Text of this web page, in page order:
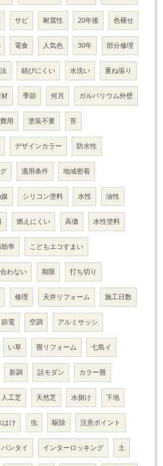
サビ 耐震性 20年後 色褪せ
電食 人気色 30年 部分修理
錆びにくい 水洗い 重ね張り
季節 何月 ガルバリウム外壁
用 塗装不要 苔
デザインカラー 防水性
適用条件 地域密着
シリコン塗料 水性 油性
燃えにくい 高価 水性塗料
率 こどもエコすまい
わない 期限 打ち切り
修理 天井リフォーム 施工日数
節電 空調 アルミサッシ
い草 畳リフォーム 七島イ
新調 話モダン カラー畳
人工芝 天然芝 水捌け 下地
はけ 虫 駆除 注意ポイント
ンタイ インターロッキング 土